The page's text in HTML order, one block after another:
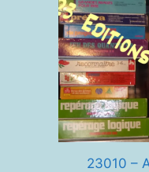
23010 –